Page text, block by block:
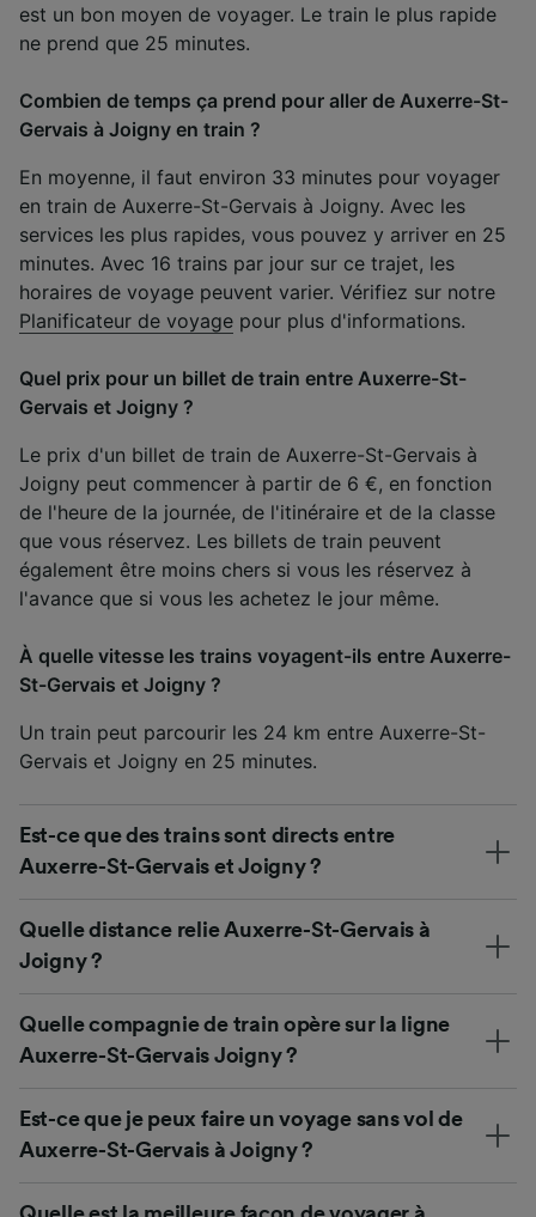
est un bon moyen de voyager. Le train le plus rapide
ne prend que 25 minutes.
Combien de temps ça prend pour aller de Auxerre-St-
Gervais à Joigny en train ?
En moyenne, il faut environ 33 minutes pour voyager
en train de Auxerre-St-Gervais à Joigny. Avec les
services les plus rapides, vous pouvez y arriver en 25
minutes. Avec 16 trains par jour sur ce trajet, les
horaires de voyage peuvent varier. Vérifiez sur notre
Planificateur de voyage pour plus d'informations.
Quel prix pour un billet de train entre Auxerre-St-
Gervais et Joigny ?
Le prix d'un billet de train de Auxerre-St-Gervais à
Joigny peut commencer à partir de 6 €, en fonction
de l'heure de la journée, de l'itinéraire et de la classe
que vous réservez. Les billets de train peuvent
également être moins chers si vous les réservez à
l'avance que si vous les achetez le jour même.
À quelle vitesse les trains voyagent-ils entre Auxerre-
St-Gervais et Joigny ?
Un train peut parcourir les 24 km entre Auxerre-St-
Gervais et Joigny en 25 minutes.
Est-ce que des trains sont directs entre
Auxerre-St-Gervais et Joigny ?
Quelle distance relie Auxerre-St-Gervais à
Joigny ?
Quelle compagnie de train opère sur la ligne
Auxerre-St-Gervais Joigny ?
Est-ce que je peux faire un voyage sans vol de
Auxerre-St-Gervais à Joigny ?